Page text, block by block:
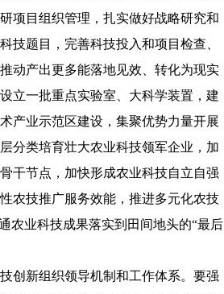
项目组织管理，扎实做好战略研究和
技题目，完善科技投入和项目检查、
动产出更多能落地见效、转化为现实
立一批重点实验室、大科学装置，建
产业示范区建设，集聚优势力量开展
分类培育壮大农业科技领军企业，加
干节点，加快形成农业科技自立自强
农技推广服务效能，推进多元化农技
农业科技成果落实到田间地头的“最后
新组织领导机制和工作体系。要强